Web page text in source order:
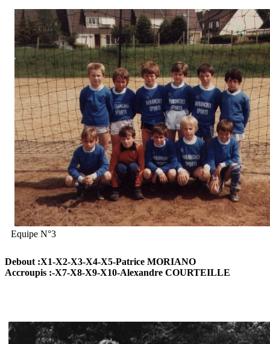
Equipe N°3
Debout :X1-X2-X3-X4-X5-Patrice MORIANO
Accroupis :-X7-X8-X9-X10-Alexandre COURTEILLE